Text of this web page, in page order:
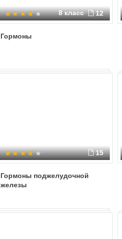
8 класс 12
Гормоны
15
Гормоны поджелудочной
железы